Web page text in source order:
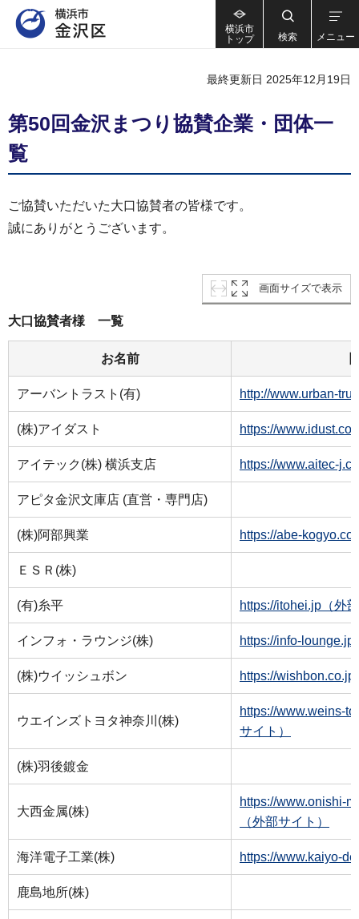
横浜市
トップ
検索 メニュー
最終更新日 2025年12月19日
第50回金沢まつり協賛企業・団体一
覧
ご協賛いただいた大口協賛者の皆様です。
誠にありがとうございます。
画面サイズで表示
大口協賛者様 一覧
お名前
アーバントラスト(有) http://www.urban-
(株)アイダスト https://
アイテック(株) 横浜支店 https://www.aitec-
アピタ金沢文庫店 (直営・専門店)
(株)阿部興業 https://abe-
ＥＳＲ(株)
(有)糸平 https://itohei.jp（外
インフォ・ラウンジ(株) https://info-
(株)ウイッシュボン https://
ウエインズトヨタ神奈川(株)
https://www.weins-
サイト）
(株)羽後鍍金
大西金属(株)
https://www.onishi-
（外部サイト）
海洋電子工業(株) https://www.kaiyo-
鹿島地所(株)